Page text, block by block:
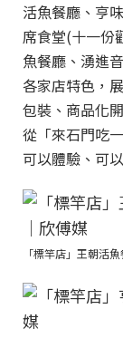
活魚餐廳、亨
席食堂(十一份
魚餐廳、湧進
各家店特色，
包裝、商品化
從「來石門吃
可以體驗、可
「標竿店」王朝活